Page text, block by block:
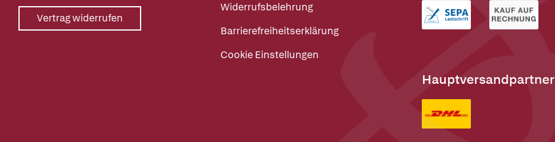
Vertrag widerrufen
Widerrufsbelehrung
Barrierefreiheitserklärung
Cookie Einstellungen
Hauptversandpartner